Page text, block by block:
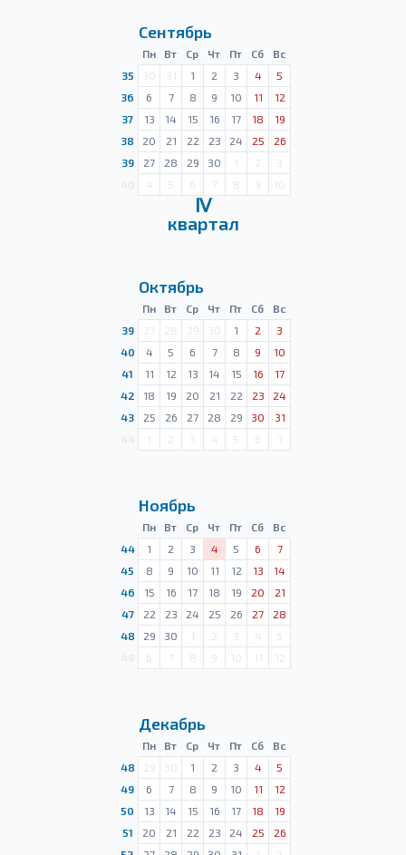
Сентябрь
Пн Вт Ср Чт Пт Сб
Вс
35
30 31 1 2 3 4
5
36
6 7 8 9 10 11
12
37
13 14 15 16 17 18
19
38
20 21 22 23 24 25
26
39
27 28 29 30 1 2
3
4 5 6 7 8 9 10
Ⅳ
квартал
Октябрь
Пн Вт Ср Чт Пт Сб
Вс
39
27 28 29 30 1 2
3
40
4 5 6 7 8 9
10
41
11 12 13 14 15 16
17
42
18 19 20 21 22 23
24
43
25 26 27 28 29 30
31
1 2 3 4 5 6 7
Ноябрь
Пн Вт Ср Чт Пт Сб
Вс
44
1 2 3 4 5 6
7
45
8 9 10 11 12 13
14
46
15 16 17 18 19 20
21
47
22 23 24 25 26 27
28
48
29 30 1 2 3 4
5
6 7 8 9 10 11 12
Декабрь
Пн Вт Ср Чт Пт Сб
Вс
48
29 30 1 2 3 4
5
49
6 7 8 9 10 11
12
50
13 14 15 16 17 18
19
51
20 21 22 23 24 25
26